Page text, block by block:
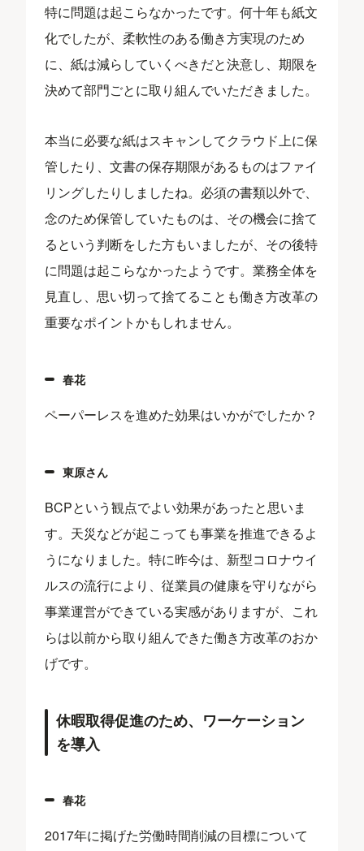
特に問題は起こらなかったです。何十年も紙文
化でしたが、柔軟性のある働き方実現のため
に、紙は減らしていくべきだと決意し、期限を
決めて部門ごとに取り組んでいただきました。
本当に必要な紙はスキャンしてクラウド上に保
管したり、文書の保存期限があるものはファイ
リングしたりしましたね。必須の書類以外で、
念のため保管していたものは、その機会に捨て
るという判断をした方もいましたが、その後特
に問題は起こらなかったようです。業務全体を
見直し、思い切って捨てることも働き方改革の
重要なポイントかもしれません。
春花
ペーパーレスを進めた効果はいかがでしたか？
東原さん
BCPという観点でよい効果があったと思いま
す。天災などが起こっても事業を推進できるよ
うになりました。特に昨今は、新型コロナウイ
ルスの流行により、従業員の健康を守りながら
事業運営ができている実感がありますが、これ
らは以前から取り組んできた働き方改革のおか
げです。
休暇取得促進のため、ワーケーション
を導入
春花
2017年に掲げた労働時間削減の目標について